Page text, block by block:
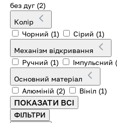
без дуг (2)
Колір
Чорний (1) Сірий (1)
Механізм відкривання
Ручний (1) Імпульсний
Основний матеріал
Алюміній (2) Вініл (1)
ПОКАЗАТИ ВСІ
ФІЛЬТРИ